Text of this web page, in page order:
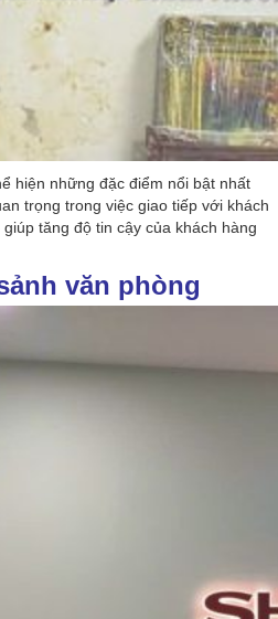
hiện những đặc điểm nổi bật nhất
trọng trong việc giao tiếp với khách
tăng độ tin cậy của khách hàng
văn phòng